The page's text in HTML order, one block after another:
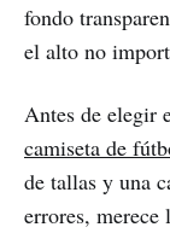
fondo
el alto no
Antes de elegir
camiseta de
de tallas y una
errores, merece